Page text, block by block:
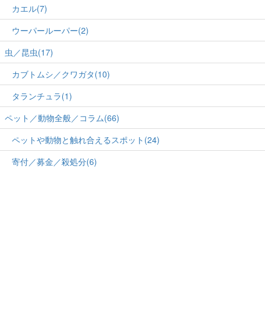
カエル(7)
ウーパールーパー(2)
虫／昆虫(17)
カブトムシ／クワガタ(10)
タランチュラ(1)
ペット／動物全般／コラム(66)
ペットや動物と触れ合えるスポット(24)
寄付／募金／殺処分(6)